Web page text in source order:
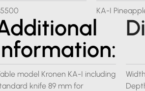
KA-I
model Kronen KA-I including
knife 89 mm for